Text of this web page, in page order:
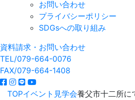
お問い合わせ
プライバシーポリシー
SDGsへの取り組み
資料請求・お問い合わせ
TEL/079-664-0076
FAX/079-664-1408
TOPイベント 見学会養父市十二所に